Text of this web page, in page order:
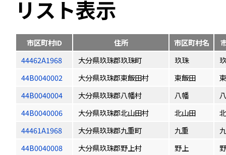
リスト表示
市区町村ID 住所 市区町村名
44462A1968
大分県玖珠郡玖珠町 玖珠
44B0040002
大分県玖珠郡東飯田村 東飯田
44B0040004
大分県玖珠郡八幡村 八幡
44B0040006
大分県玖珠郡北山田村 北山田
44461A1968
大分県玖珠郡九重町 九重
44B0040008
大分県玖珠郡野上村 野上